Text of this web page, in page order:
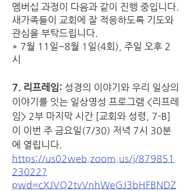
멤버십 과정이 다음과 같이 진행 중입니다.
새가족들이 교회에 잘 적응하도록 기도와
관심을 부탁드립니다.
* 7월 11일~8월 1일(4회), 주일 오후 2
시
7. 리프레임: 성경의 이야기와 우리 일상의
이야기를 잇는 일상영성 프로그램 <리프레
임> 2부 마지막 시간 [교회와 성령, 7-B]
이 이번 주 금요일(7/30) 저녁 7시 30분
에 열립니다.
https://us02web.zoom.us/j/879851
23022?
pwd=cXJVQ2tvVnhWeGJ3bHFBNDZ